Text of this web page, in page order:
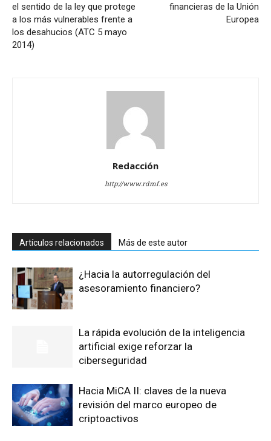
el sentido de la ley que protege
a los más vulnerables frente a
los desahucios (ATC 5 mayo
2014)
financieras de la Unión
Europea
Redacción
http://www.rdmf.es
Artículos relacionados Más de este autor
¿Hacia la autorregulación del
asesoramiento financiero?
La rápida evolución de la inteligencia
artificial exige reforzar la
ciberseguridad
Hacia MiCA II: claves de la nueva
revisión del marco europeo de
criptoactivos